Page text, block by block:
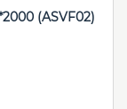
(ASVF02)